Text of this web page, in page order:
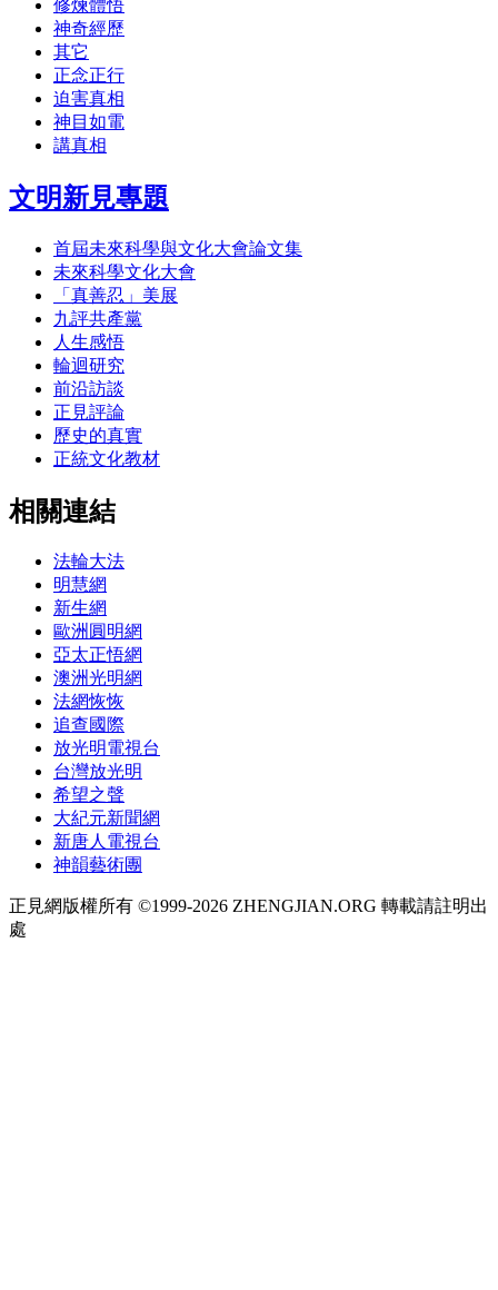
修煉體悟
神奇經歷
其它
正念正行
迫害真相
神目如電
講真相
文明新見專題
首屆未來科學與文化大會論文集
未來科學文化大會
「真善忍」美展
九評共產黨
人生感悟
輪迴研究
前沿訪談
正見評論
歷史的真實
正統文化教材
相關連結
法輪大法
明慧網
新生網
歐洲圓明網
亞太正悟網
澳洲光明網
法網恢恢
追查國際
放光明電視台
台灣放光明
希望之聲
大紀元新聞網
新唐人電視台
神韻藝術團
正見網版權所有 ©1999-2026 ZHENGJIAN.ORG 轉載請註明出
處